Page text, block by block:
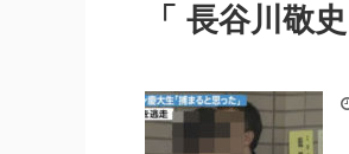
「 長谷川敬